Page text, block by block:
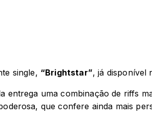
single, “Brightstar”, já disponível
uma combinação de riffs
que confere ainda mais